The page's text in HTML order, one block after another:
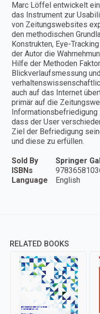
Marc Löffel entwickelt
das Instrument zur
von Zeitungswebsites
den methodischen
Konstrukten, Eye-
der Autor die
Hilfe der Methoden
Blickverlaufsmessung
auch auf das Internet
primär auf die
dass der User
Ziel der Befriedigung
und diese zu erfüllen.
Sold By
Springer
ISBNs
Language
English
RELATED BOOKS